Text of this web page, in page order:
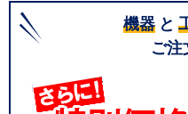
機器 と
ご注